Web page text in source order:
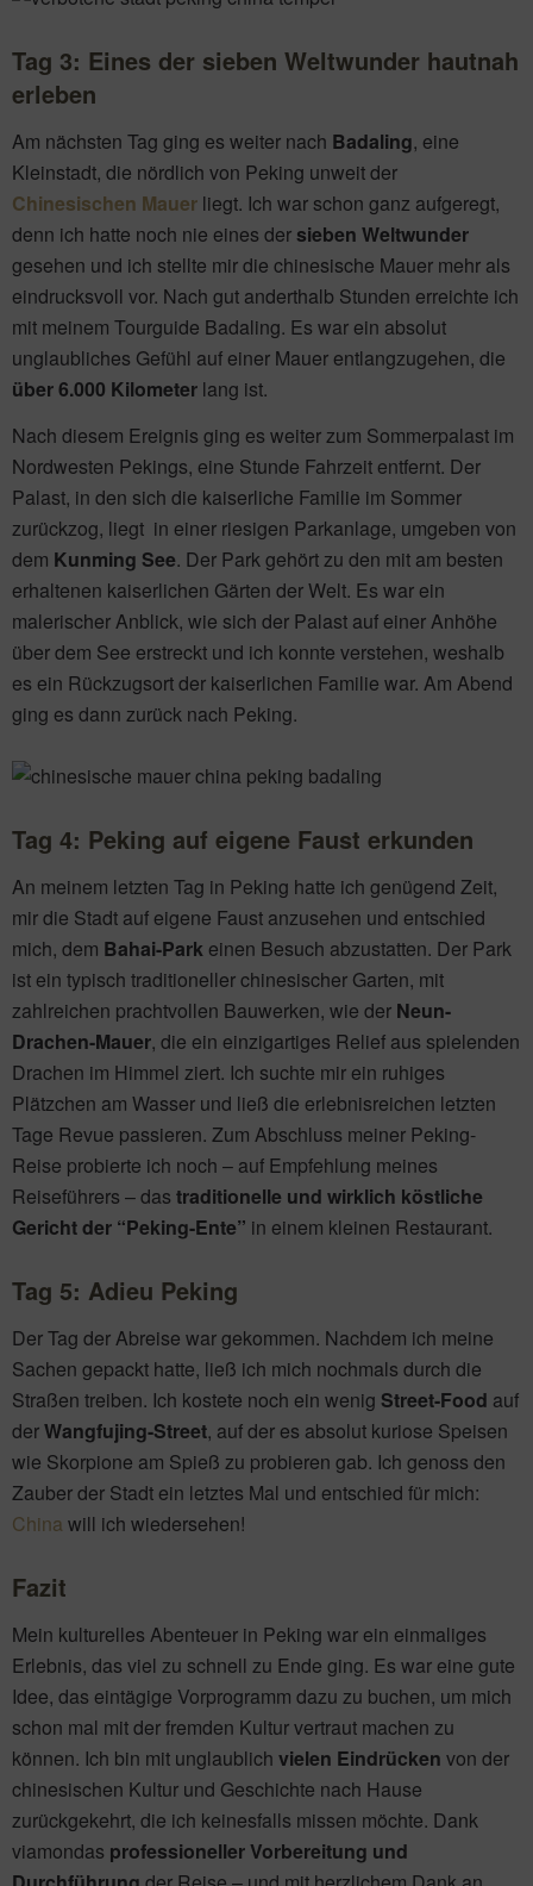
Tag 3: Eines der sieben Weltwunder hautnah
erleben
Am nächsten Tag ging es weiter nach Badaling, eine
Kleinstadt, die nördlich von Peking unweit der
Chinesischen Mauer liegt. Ich war schon ganz aufgeregt,
denn ich hatte noch nie eines dersieben Weltwunder
gesehen und ich stellte mir die chinesische Mauer mehr als
eindrucksvoll vor. Nach gut anderthalb Stunden erreichte ich
mit meinem Tourguide Badaling. Es war ein absolut
unglaubliches Gefühl auf einer Mauer entlangzugehen, die
über 6.000 Kilometer lang ist.
Nach diesem Ereignis ging es weiter zum Sommerpalast im
Nordwesten Pekings, eine Stunde Fahrzeit entfernt. Der
Palast, in den sich die kaiserliche Familie im Sommer
zurückzog, liegt in einer riesigen Parkanlage, umgeben von
dem Kunming See. Der Park gehört zu den mit am besten
erhaltenen kaiserlichen Gärten der Welt. Es war ein
malerischer Anblick, wie sich der Palast auf einer Anhöhe
über dem See erstreckt und ich konnte verstehen, weshalb
es ein Rückzugsort der kaiserlichen Familie war. Am Abend
ging es dann zurück nach Peking.
Tag 4: Peking auf eigene Faust erkunden
An meinem letzten Tag in Peking hatte ich genügend Zeit,
mir die Stadt auf eigene Faust anzusehen und entschied
mich, dem Bahai-Park einen Besuch abzustatten. Der Park
ist ein typisch traditioneller chinesischer Garten, mit
zahlreichen prachtvollen Bauwerken, wie der Neun-
Drachen-Mauer, die ein einzigartiges Relief aus spielenden
Drachen im Himmel ziert. Ich suchte mir ein ruhiges
Plätzchen am Wasser und ließ die erlebnisreichen letzten
Tage Revue passieren. Zum Abschluss meiner Peking-
Reise probierte ich noch – auf Empfehlung meines
Reiseführers – das traditionelle und wirklich köstliche
Gericht der “Peking-Ente” in einem kleinen Restaurant.
Tag 5: Adieu Peking
Der Tag der Abreise war gekommen. Nachdem ich meine
Sachen gepackt hatte, ließ ich mich nochmals durch die
Straßen treiben. Ich kostete noch ein wenig Street-Food auf
derWangfujing-Street, auf der es absolut kuriose Speisen
wie Skorpione am Spieß zu probieren gab. Ich genoss den
Zauber der Stadt ein letztes Mal und entschied für mich:
China will ich wiedersehen!
Fazit
Mein kulturelles Abenteuer in Peking war ein einmaliges
Erlebnis, das viel zu schnell zu Ende ging. Es war eine gute
Idee, das eintägige Vorprogramm dazu zu buchen, um mich
schon mal mit der fremden Kultur vertraut machen zu
können. Ich bin mit unglaublich vielen Eindrücken von der
chinesischen Kultur und Geschichte nach Hause
zurückgekehrt, die ich keinesfalls missen möchte. Dank
viamondas professioneller Vorbereitung und